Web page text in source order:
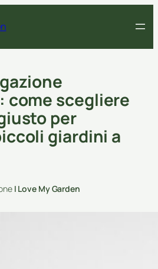
come scegliere
per
giardini a
I Love My Garden